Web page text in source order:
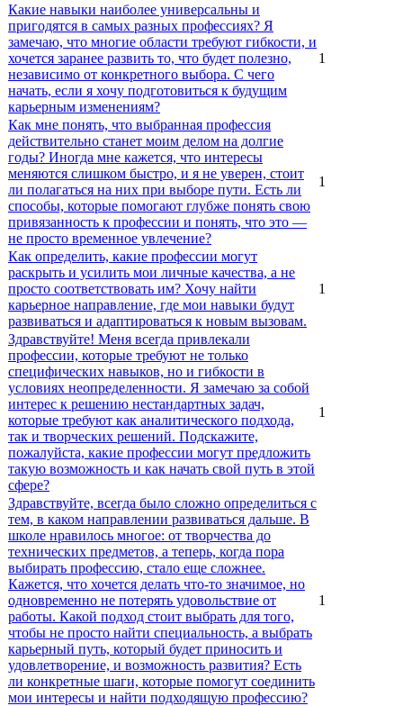
Какие навыки наиболее универсальны и
пригодятся в самых разных профессиях? Я
замечаю, что многие области требуют гибкости, и
хочется заранее развить то, что будет полезно,
независимо от конкретного выбора. С чего
начать, если я хочу подготовиться к будущим
карьерным изменениям?
1
Как мне понять, что выбранная профессия
действительно станет моим делом на долгие
годы? Иногда мне кажется, что интересы
меняются слишком быстро, и я не уверен, стоит
ли полагаться на них при выборе пути. Есть ли
способы, которые помогают глубже понять свою
привязанность к профессии и понять, что это —
не просто временное увлечение?
1
Как определить, какие профессии могут
раскрыть и усилить мои личные качества, а не
просто соответствовать им? Хочу найти
карьерное направление, где мои навыки будут
развиваться и адаптироваться к новым вызовам.
1
Здравствуйте! Меня всегда привлекали
профессии, которые требуют не только
специфических навыков, но и гибкости в
условиях неопределенности. Я замечаю за собой
интерес к решению нестандартных задач,
которые требуют как аналитического подхода,
так и творческих решений. Подскажите,
пожалуйста, какие профессии могут предложить
такую возможность и как начать свой путь в этой
сфере?
1
Здравствуйте, всегда было сложно определиться с
тем, в каком направлении развиваться дальше. В
школе нравилось многое: от творчества до
технических предметов, а теперь, когда пора
выбирать профессию, стало еще сложнее.
Кажется, что хочется делать что-то значимое, но
одновременно не потерять удовольствие от
работы. Какой подход стоит выбрать для того,
чтобы не просто найти специальность, а выбрать
карьерный путь, который будет приносить и
удовлетворение, и возможность развития? Есть
ли конкретные шаги, которые помогут соединить
мои интересы и найти подходящую профессию?
1